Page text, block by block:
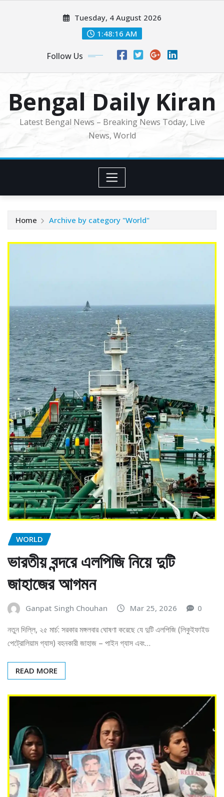
Tuesday, 4 August 2026
1:48:18 AM
Follow Us
Bengal Daily Kiran
Latest Bengal News – Breaking News Today, Live
News, World
Home Archive by category "World"
WORLD
ভারতীয় বন্দরে এলপিজি নিয়ে দুটি
জাহাজের আগমন
Ganpat Singh Chouhan Mar 25, 2026 0
নতুন দিল্লি, ২৫ মার্চ: সরকার মঙ্গলবার ঘোষণা করেছে যে দুটি এলপিজি (লিকুইফাইড
পেট্রোলিয়াম গ্যাস) বহনকারী জাহাজ – পাইন গ্যাস এবং…
READ MORE